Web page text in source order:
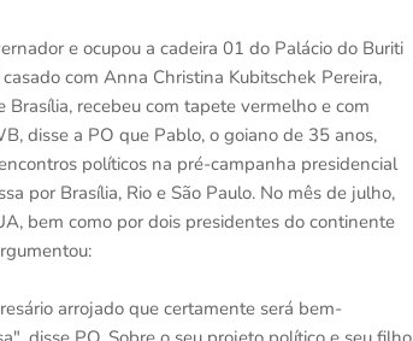
e ocupou a cadeira 01 do Palácio do Buriti
com Anna Christina Kubitschek Pereira,
recebeu com tapete vermelho e com
disse a PO que Pablo, o goiano de 35 anos,
políticos na pré-campanha presidencial
por Brasília, Rio e São Paulo. No mês de julho,
bem como por dois presidentes do continente
arrojado que certamente será bem-